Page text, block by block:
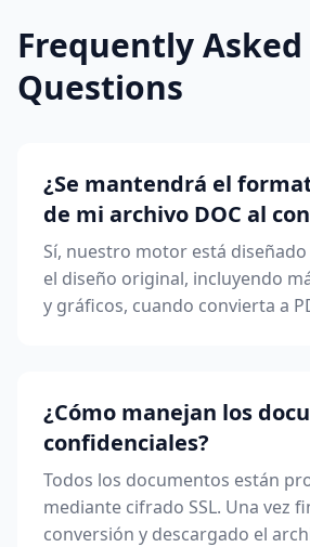
Frequently Asked
Questions
¿Se mantendrá el
de mi archivo DOC al
Sí, nuestro motor está
el diseño original, incluyendo
y gráficos, cuando convierta a
¿Cómo manejan los
confidenciales?
Todos los documentos están
mediante cifrado SSL. Una vez
conversión y descargado el